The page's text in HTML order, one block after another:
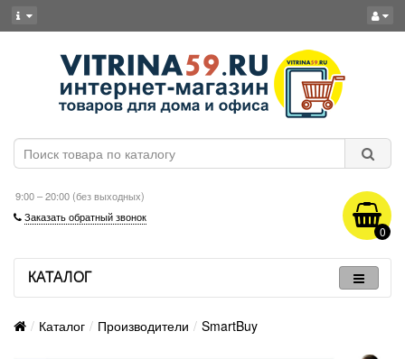
9:00 – 20:00 (без выходных)
Заказать обратный звонок
0
КАТАЛОГ
Каталог Производители SmartBuy